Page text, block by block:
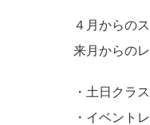
４月からの
来月からの
・土日クラ
・イベント